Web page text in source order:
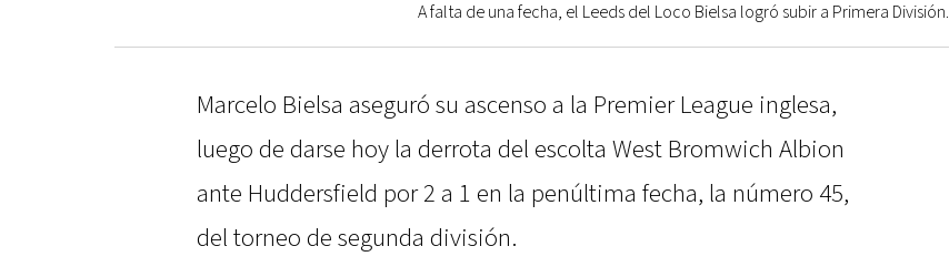
A falta de una fecha, el Leeds del Loco Bielsa logró subir a Primera División.
Marcelo Bielsa aseguró su ascenso a la Premier League inglesa,
luego de darse hoy la derrota del escolta West Bromwich Albion
ante Huddersfield por 2 a 1 en la penúltima fecha, la número 45,
del torneo de segunda división.